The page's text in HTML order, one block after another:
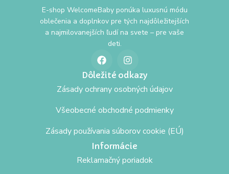
E-shop WelcomeBaby ponúka luxusnú módu
oblečenia a doplnkov pre tých najdôležitejších
a najmilovanejších ľudí na svete – pre vaše
deti.
Dôležité odkazy
Zásady ochrany osobných údajov
Všeobecné obchodné podmienky
Zásady používania súborov cookie (EÚ)
Informácie
Reklamačný poriadok